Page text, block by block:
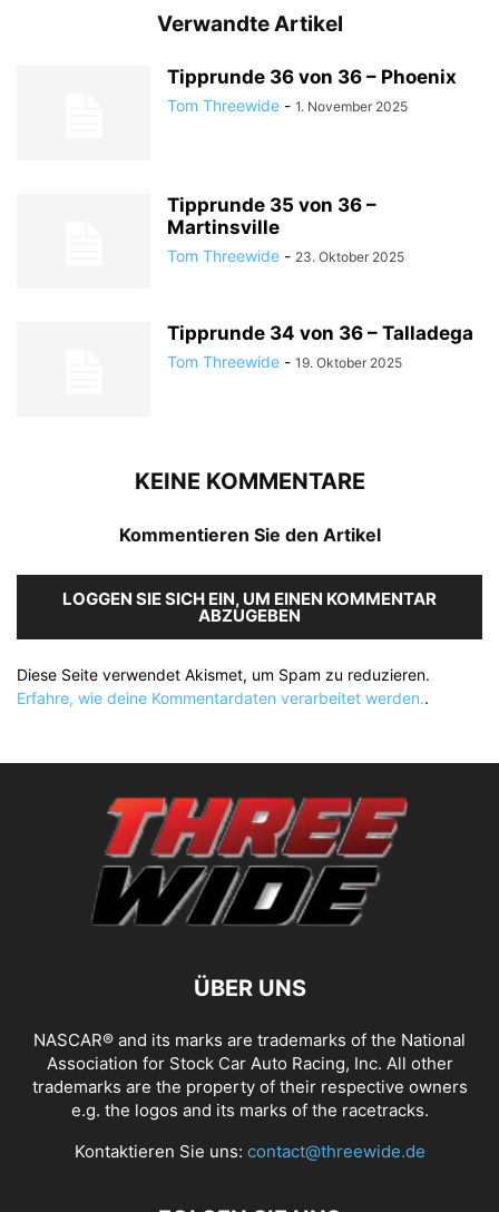
Verwandte Artikel
Tipprunde 36 von 36 – Phoenix
Tom Threewide - 1. November 2025
Tipprunde 35 von 36 –
Martinsville
Tom Threewide - 23. Oktober 2025
Tipprunde 34 von 36 – Talladega
Tom Threewide - 19. Oktober 2025
KEINE KOMMENTARE
Kommentieren Sie den Artikel
LOGGEN SIE SICH EIN, UM EINEN KOMMENTAR
ABZUGEBEN
Diese Seite verwendet Akismet, um Spam zu reduzieren.
Erfahre, wie deine Kommentardaten verarbeitet werden..
ÜBER UNS
NASCAR® and its marks are trademarks of the National
Association for Stock Car Auto Racing, Inc. All other
trademarks are the property of their respective owners
e.g. the logos and its marks of the racetracks.
Kontaktieren Sie uns: contact@threewide.de